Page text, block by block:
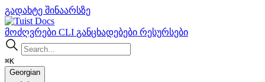
გადახტე შინაარსზე
Docs
მოძღვრები CLI განცხადებები რესურსები
⌘K
Georgian